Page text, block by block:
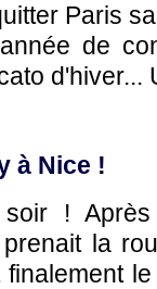
Paris
de
d'hiver...
à Nice !
!
la